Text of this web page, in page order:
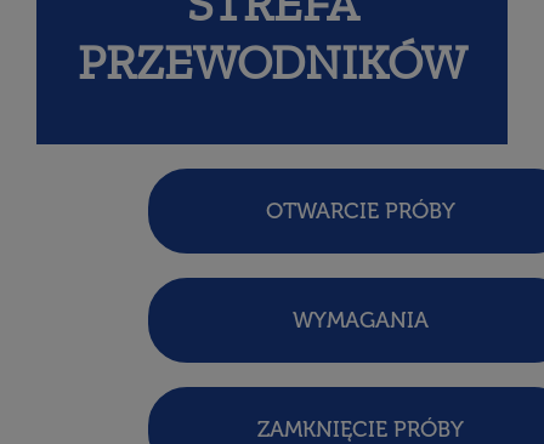
PRZEWODNIKÓW
OTWARCIE PRÓBY
WYMAGANIA
ZAMKNIĘCIE PRÓBY